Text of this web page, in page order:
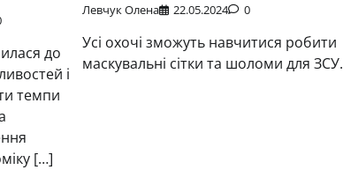
до
і
темпи
[…]
Левчук Олена 22.05.2024 0
Усі охочі зможуть навчитися робити
маскувальні сітки та шоломи для ЗСУ.
Новини
ЄС остаточно затвердив